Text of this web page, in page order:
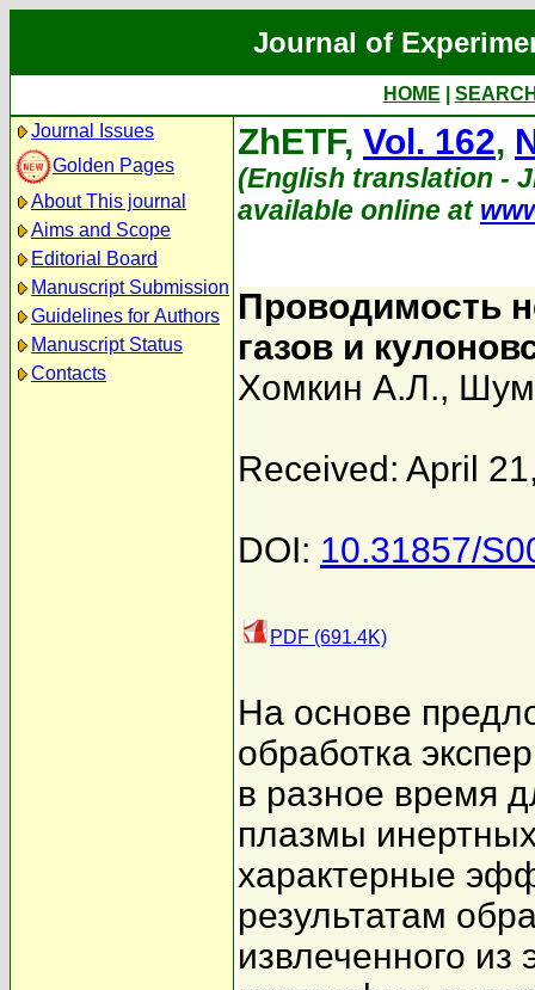
Journal of
HOME
Journal Issues
Golden Pages
About This journal
Aims and Scope
Editorial Board
Manuscript Submission
Guidelines for Authors
Manuscript Status
Contacts
ZhETF, Vol. 162,
(English translation -
available online at
Проводимость
газов и
Хомкин А.Л.,
Received: April
DOI: 10.31857/
PDF (691.4K)
На основе
обработка
в разное время
плазмы
характерные
результатам
извлеченного из